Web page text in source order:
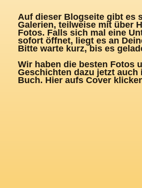
Auf dieser Blogseite gibt es
Galerien, teilweise mit über
Fotos. Falls sich mal eine
sofort öffnet, liegt es an
Bitte warte kurz, bis es
Wir haben die besten Fotos
Geschichten dazu jetzt auch
Buch. Hier aufs Cover